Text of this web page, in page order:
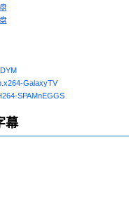
GalaxyTV
SPAMnEGGS
幕